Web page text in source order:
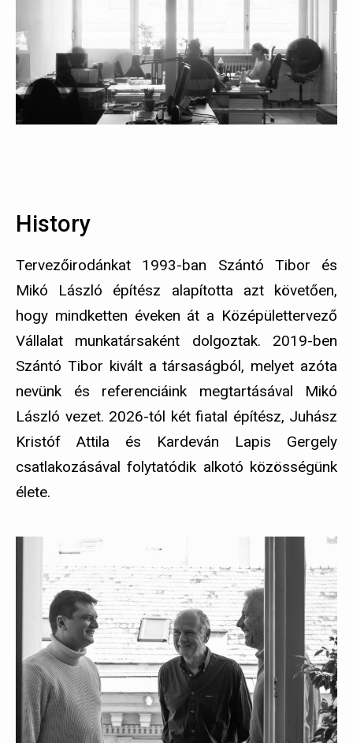
History
Tervezőirodánkat 1993-ban Szántó Tibor és
Mikó László építész alapította azt követően,
hogy mindketten éveken át a Középülettervező
Vállalat munkatársaként dolgoztak. 2019-ben
Szántó Tibor kivált a társaságból, melyet azóta
nevünk és referenciáink megtartásával Mikó
László vezet. 2026-tól két fiatal építész, Juhász
Kristóf Attila és Kardeván Lapis Gergely
csatlakozásával folytatódik alkotó közösségünk
élete.